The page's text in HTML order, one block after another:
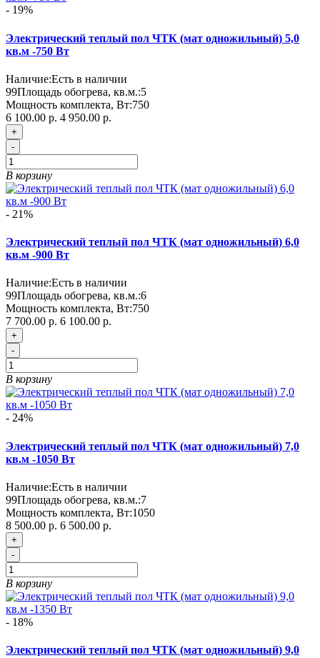
- 19%
Электрический теплый пол ЧТК (мат одножильный) 5,0
кв.м -750 Вт
Наличие:Есть в наличии
99Площадь обогрева, кв.м.:5
Мощность комплекта, Вт:750
6 100.00 р. 4 950.00 р.
+
-
В корзину
- 21%
Электрический теплый пол ЧТК (мат одножильный) 6,0
кв.м -900 Вт
Наличие:Есть в наличии
99Площадь обогрева, кв.м.:6
Мощность комплекта, Вт:750
7 700.00 р. 6 100.00 р.
+
-
В корзину
- 24%
Электрический теплый пол ЧТК (мат одножильный) 7,0
кв.м -1050 Вт
Наличие:Есть в наличии
99Площадь обогрева, кв.м.:7
Мощность комплекта, Вт:1050
8 500.00 р. 6 500.00 р.
+
-
В корзину
- 18%
Электрический теплый пол ЧТК (мат одножильный) 9,0